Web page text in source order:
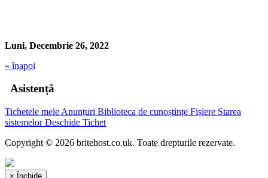
Luni, Decembrie 26, 2022
« înapoi
Asistență
Tichetele mele Anunțuri Biblioteca de cunoștințe Fișiere Starea
sistemelorDeschide Tichet
Copyright © 2026 britehost.co.uk. Toate drepturile rezervate.
× Închide